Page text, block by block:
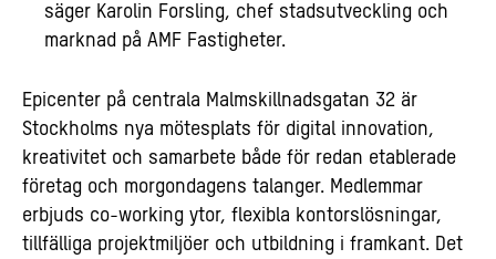
säger Karolin Forsling, chef stadsutveckling och
marknad på AMF Fastigheter.
Epicenter på centrala Malmskillnadsgatan 32 är
Stockholms nya mötesplats för digital innovation,
kreativitet och samarbete både för redan etablerade
företag och morgondagens talanger. Medlemmar
erbjuds co-working ytor, flexibla kontorslösningar,
tillfälliga projektmiljöer och utbildning i framkant. Det